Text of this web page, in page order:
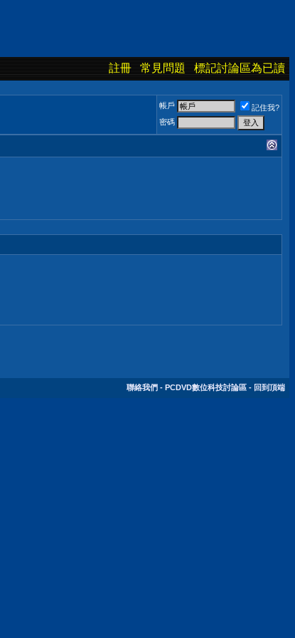
註冊 常見問題 標記討論區為已讀
帳戶
記住我?
密碼
聯絡我們 - PCDVD數位科技討論區 - 回到頂端